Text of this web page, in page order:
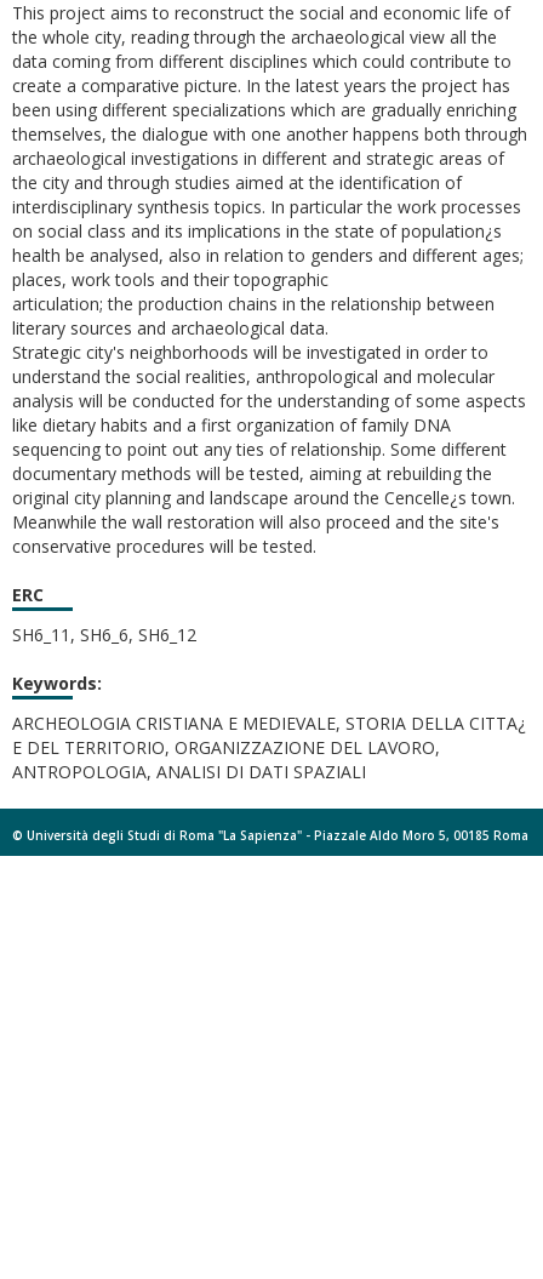
This project aims to reconstruct the social and economic life of
the whole city, reading through the archaeological view all the
data coming from different disciplines which could contribute to
create a comparative picture. In the latest years the project has
been using different specializations which are gradually enriching
themselves, the dialogue with one another happens both through
archaeological investigations in different and strategic areas of
the city and through studies aimed at the identification of
interdisciplinary synthesis topics. In particular the work processes
on social class and its implications in the state of population¿s
health be analysed, also in relation to genders and different ages;
places, work tools and their topographic
articulation; the production chains in the relationship between
literary sources and archaeological data.
Strategic city's neighborhoods will be investigated in order to
understand the social realities, anthropological and molecular
analysis will be conducted for the understanding of some aspects
like dietary habits and a first organization of family DNA
sequencing to point out any ties of relationship. Some different
documentary methods will be tested, aiming at rebuilding the
original city planning and landscape around the Cencelle¿s town.
Meanwhile the wall restoration will also proceed and the site's
conservative procedures will be tested.
ERC
SH6_11, SH6_6, SH6_12
Keywords:
ARCHEOLOGIA CRISTIANA E MEDIEVALE, STORIA DELLA CITTA¿
E DEL TERRITORIO, ORGANIZZAZIONE DEL LAVORO,
ANTROPOLOGIA, ANALISI DI DATI SPAZIALI
© Università degli Studi di Roma "La Sapienza" - Piazzale Aldo Moro 5, 00185 Roma